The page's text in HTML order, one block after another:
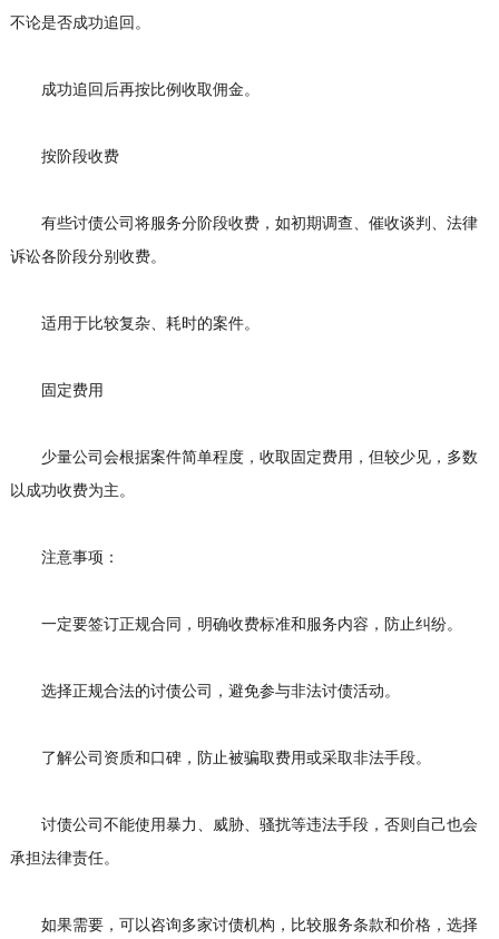
不论是否成功追回。
成功追回后再按比例收取佣金。
按阶段收费
有些讨债公司将服务分阶段收费，如初期调查、催收谈判、法律
诉讼各阶段分别收费。
适用于比较复杂、耗时的案件。
固定费用
少量公司会根据案件简单程度，收取固定费用，但较少见，多数
以成功收费为主。
注意事项：
一定要签订正规合同，明确收费标准和服务内容，防止纠纷。
选择正规合法的讨债公司，避免参与非法讨债活动。
了解公司资质和口碑，防止被骗取费用或采取非法手段。
讨债公司不能使用暴力、威胁、骚扰等违法手段，否则自己也会
承担法律责任。
如果需要，可以咨询多家讨债机构，比较服务条款和价格，选择